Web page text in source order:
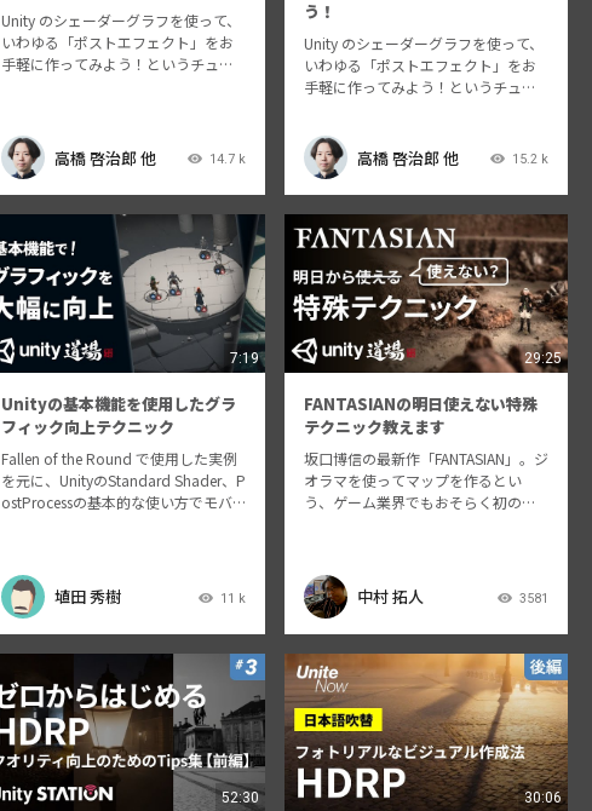
Unity のシェーダーグラフを使って、
いわゆる「ポストエフェクト」をお
手軽に作ってみよう！というチュー
ェクトが思い通りに作れるようにな
ると…
高橋 啓治郎 他 14.7 k
う！
Unity のシェーダーグラフを使って、
いわゆる「ポストエフェクト」をお
手軽に作ってみよう！というチュー
なし！？ 動画内で使用しているサン
プルプロジェクトは下記ペー…
高橋 啓治郎 他 15.2 k
7:19
Unityの基本機能を使用したグラ
フィック向上テクニック
Fallen of the Round で使用した実例
を元に、UnityのStandard Shader、P
ostProcessの基本的な使い方でモバ
埴田 秀樹 11 k
29:25
FANTASIANの明日使えない特殊
テクニック教えます
坂口博信の最新作「FANTASIAN」。ジ
オラマを使ってマップを作るとい
う、ゲーム業界でもおそらく初の試
定のあるクリエイターは必見（そん
な人いる…
中村 拓人 3581
52:30 30:06